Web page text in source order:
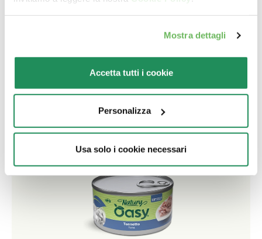
Mostra dettagli
Accetta tutti i cookie
Personalizza
Usa solo i cookie necessari